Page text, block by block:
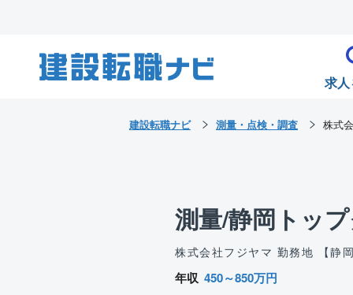
求
測量/静岡トッ
株式会社フジヤマ 勤務地 【静
年収 450～850万円
建設転職ナビ 測量・点検・調査 株式